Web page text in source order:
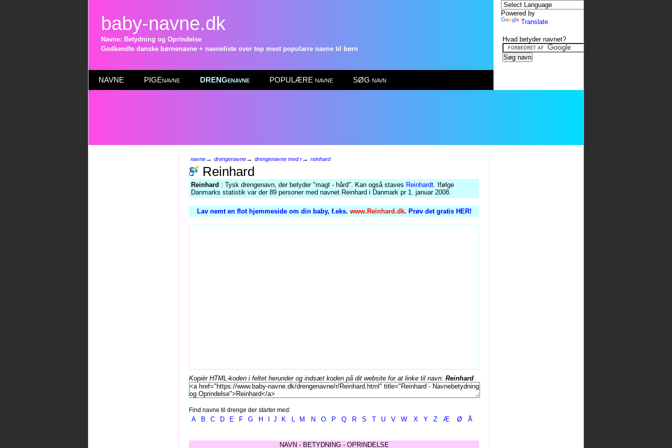
baby-navne.dk
Navne: Betydning og Oprindelse
Godkendte danske børnenavne + navneliste over top mest populære navne til børn
NAVNE PIGEnavne DRENGenavne POPULÆRE navne SØG navn
navne→ drengenavne→ drengenavne med r→ reinhard
Reinhard
Reinhard : Tysk drengenavn, der betyder "magt - hård". Kan også staves Reinhardt. Ifølge
Danmarks statistik var der 89 personer med navnet Reinhard i Danmark pr 1. januar 2008.
Lav nemt en flot hjemmeside om din baby, f.eks. www.Reinhard.dk. Prøv det gratis HER!
Kopiér HTML-koden i feltet herunder og indsæt koden på dit website for at linke til navn: Reinhard
Find navne til drenge der starter med:
A B C D E F G H J K L M N O P Q R S T U V W X Y Z Æ Ø Å
NAVN - BETYDNING - OPRINDELSE
Powered by
Translate
Hvad betyder navnet?